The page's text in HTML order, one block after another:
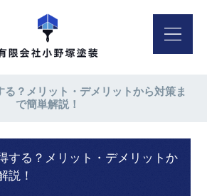
る？メリット・デメリットから対策ま
で簡単解説！
する？メリット・デメリットか
説！